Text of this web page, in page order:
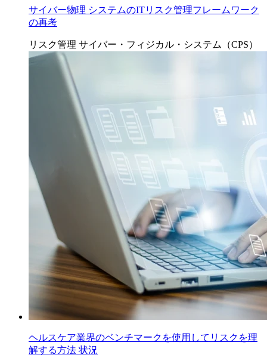
サイバー物理 システムのITリスク管理フレームワーク
の再考
リスク管理 サイバー・フィジカル・システム（CPS）
ヘルスケア業界のベンチマークを使用してリスクを理
解する方法 状況